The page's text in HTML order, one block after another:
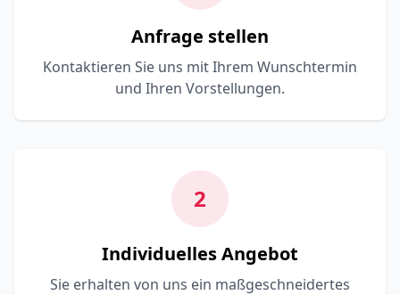
Anfrage stellen
Kontaktieren Sie uns mit Ihrem Wunschtermin
und Ihren Vorstellungen.
2
Individuelles Angebot
Sie erhalten von uns ein maßgeschneidertes